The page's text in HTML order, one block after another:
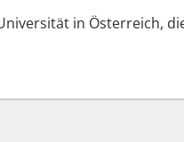
in Österreich,